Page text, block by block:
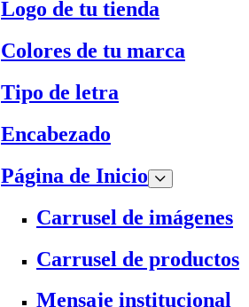
Logo de tu tienda
Colores de tu marca
Tipo de letra
Encabezado
Página de Inicio
Carrusel de imágenes
Carrusel de productos
Mensaje institucional